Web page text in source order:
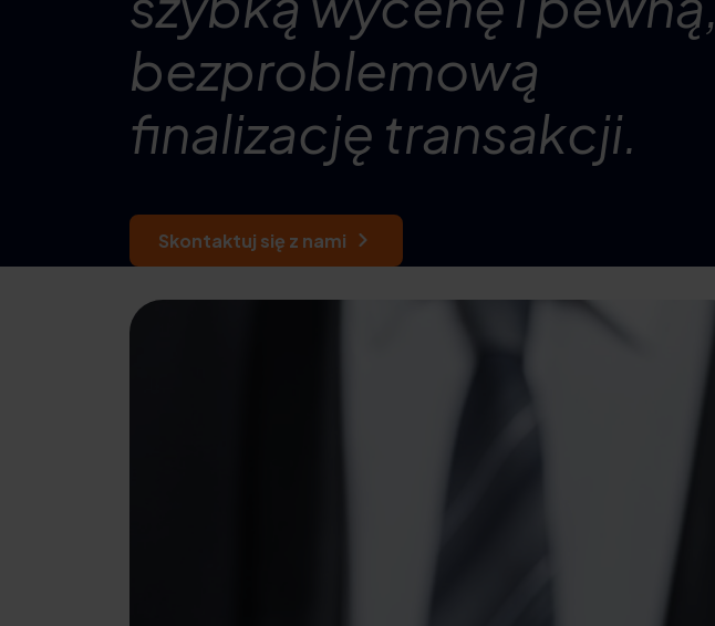
bezproblemową
finalizację transakcji.
Skontaktuj się z nami